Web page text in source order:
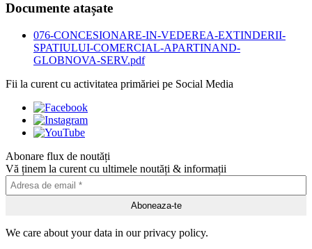
Documente atașate
076-CONCESIONARE-IN-VEDEREA-EXTINDERII-
SPATIULUI-COMERCIAL-APARTINAND-
GLOBNOVA-SERV.pdf
Fii la curent cu activitatea primăriei pe Social Media
Abonare flux de noutăți
Vă ținem la curent cu ultimele noutăți & informații
We care about your data in our privacy policy.